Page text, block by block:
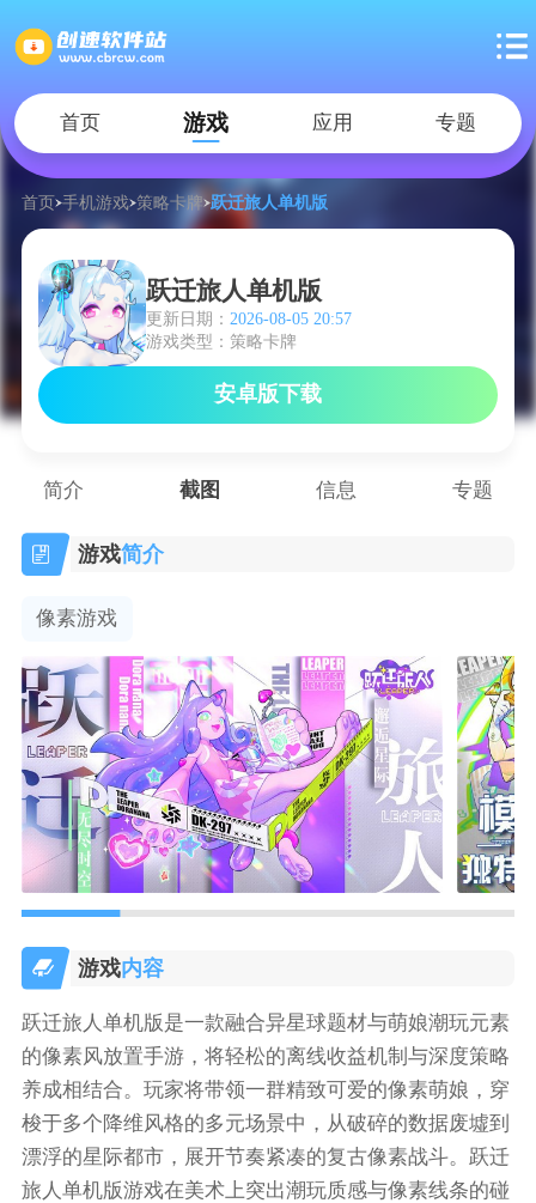
首页 游戏 应用 专题
首页 手机游戏 策略卡牌 跃迁旅人单机版
跃迁旅人单机版
更新日期： 2026-08-05 20:57
游戏类型：策略卡牌
安卓版下载
简介 截图 信息 专题
游戏简介
像素游戏
游戏内容
跃迁旅人单机版是一款融合异星球题材与萌娘潮玩元素
的像素风放置手游，将轻松的离线收益机制与深度策略
养成相结合。玩家将带领一群精致可爱的像素萌娘，穿
梭于多个降维风格的多元场景中，从破碎的数据废墟到
漂浮的星际都市，展开节奏紧凑的复古像素战斗。跃迁
旅人单机版游戏在美术上突出潮玩质感与像素线条的碰